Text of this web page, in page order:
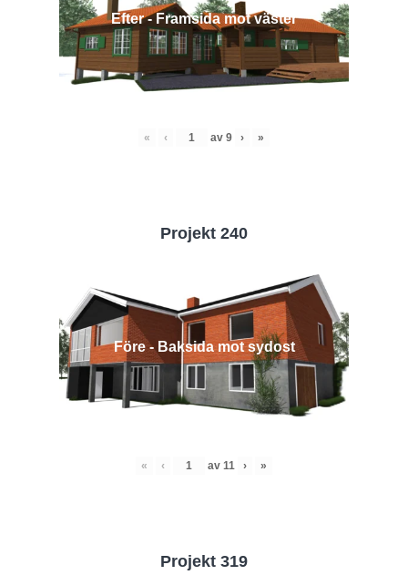
Efter - Framsida mot väster
« ‹ av 9 › »
Projekt 240
Före - Baksida mot sydost
« ‹ av 11 › »
Projekt 319